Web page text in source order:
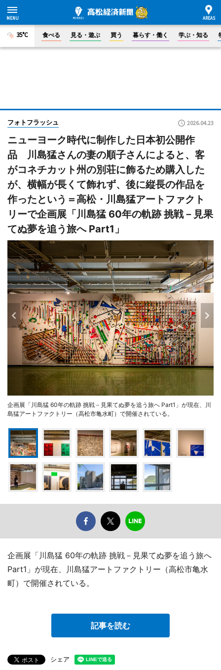
35°C 食べる 見る・遊ぶ 買う 暮らす・働く 学ぶ・知る
フォトフラッシュ 2026.04.23
ニューヨーク時代に制作した日本初公開作
品 川島猛さんの妻の順子さんによると、客
がコネチカット州の別荘に飾るため購入した
が、横幅が長くて飾れず、後に縦長の作品を
作ったという＝高松・川島猛アートファクト
リーで企画展「川島猛 60年の軌跡 挑戦－見果
てぬ夢を追う旅へ Part1」
企画展「川島猛 60年の軌跡 挑戦－見果てぬ夢を追う旅へ Part1」が現在、川
島猛アートファクトリー（高松市亀水町）で開催されている。
企画展「川島猛 60年の軌跡 挑戦－見果てぬ夢を追う旅へ
Part1」が現在、川島猛アートファクトリー（高松市亀水
町）で開催されている。
記事を読む
シェア